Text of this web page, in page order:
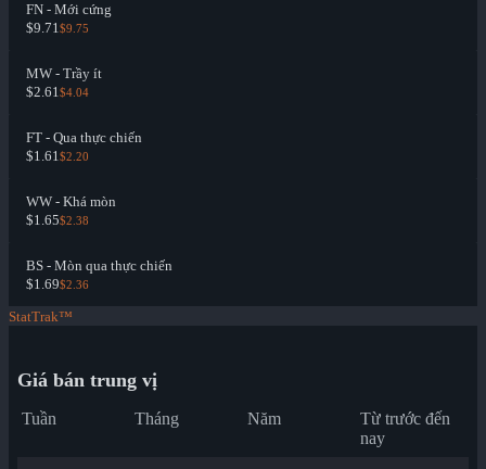
FN - Mới cứng
$9.71$9.75
MW - Trầy ít
$2.61$4.04
FT - Qua thực chiến
$1.61$2.20
WW - Khá mòn
$1.65$2.38
BS - Mòn qua thực chiến
$1.69$2.36
StatTrak™
Giá bán trung vị
Tuần Tháng Năm
Từ trước đến
nay